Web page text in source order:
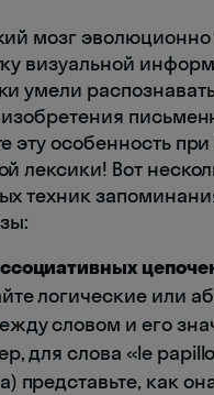
мозг эволюционно
визуальной
умели
эту особенность
лексики! Вот
техник
логические или
словом и его
для слова «le
представьте, как